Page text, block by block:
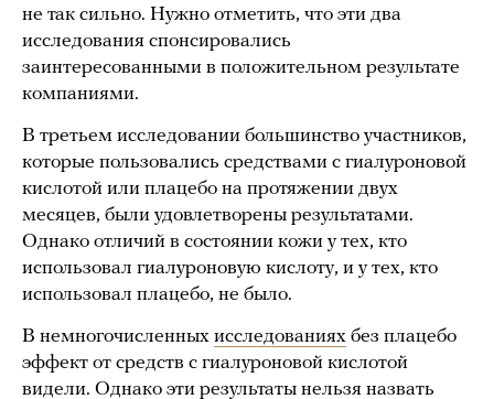
не так сильно. Нужно отметить, что эти два
исследования спонсировались
заинтересованными в положительном результате
компаниями.
В третьем исследовании большинство участников,
которые пользовались средствами с гиалуроновой
кислотой или плацебо на протяжении двух
месяцев, были удовлетворены результатами.
Однако отличий в состоянии кожи у тех, кто
использовал гиалуроновую кислоту, и у тех, кто
использовал плацебо, не было.
В немногочисленных исследованиях без плацебо
эффект от средств с гиалуроновой кислотой
видели. Однако эти результаты нельзя назвать